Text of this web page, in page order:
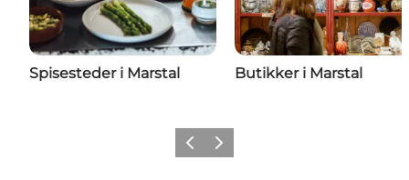
Spisesteder i Marstal Butikker i Marstal
ForrigeNæste